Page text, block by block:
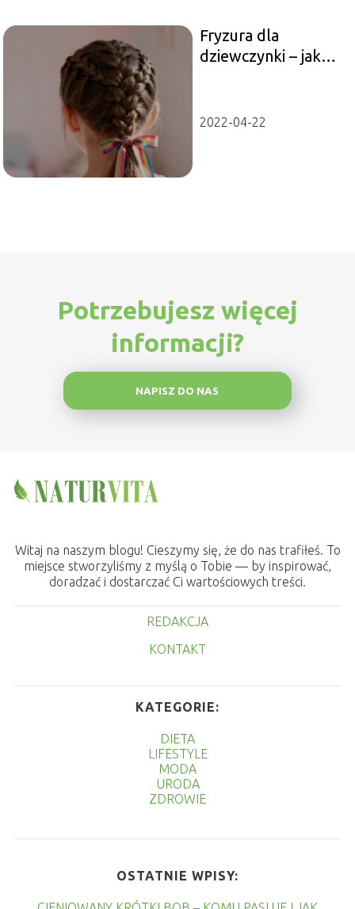
Fryzura dla
dziewczynki – jak
2022-04-22
Potrzebujesz więcej
informacji?
NAPISZ DO NAS
Witaj na naszym blogu! Cieszymy się, że do nas trafiłeś. To
miejsce stworzyliśmy z myślą o Tobie — by inspirować,
doradzać i dostarczać Ci wartościowych treści.
REDAKCJA
KONTAKT
KATEGORIE:
DIETA
LIFESTYLE
MODA
URODA
ZDROWIE
OSTATNIE WPISY: